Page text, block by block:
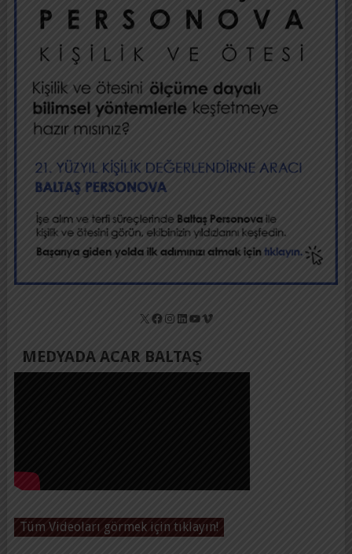
X Facebook
Instagram
LinkedIn
YouTube
Vimeo
MEDYADA ACAR BALTAŞ
Tüm Videoları görmek için tıklayın!